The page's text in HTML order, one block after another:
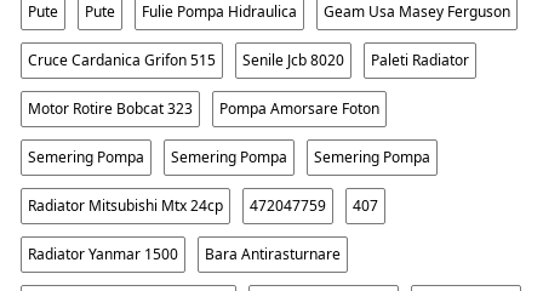
Pute Pute Fulie Pompa Hidraulica Geam Usa Masey Ferguson
Cruce Cardanica Grifon 515 Senile Jcb 8020 Paleti Radiator
Motor Rotire Bobcat 323 Pompa Amorsare Foton
Semering Pompa Semering Pompa Semering Pompa
Radiator Mitsubishi Mtx 24cp 472047759 407
Radiator Yanmar 1500 Bara Antirasturnare